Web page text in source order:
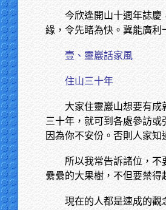
今欣逢開山十週年誌慶
緣，令先睹為快。冀能廣利
壹、靈巖話家風
住山三十年
大家住靈巖山想要有成
三十年，就可到各處參訪
因為你不安份。否則人家
所以我常告訴諸位，
纍纍的大果樹，不但要禁得
現在的人都是速成的觀